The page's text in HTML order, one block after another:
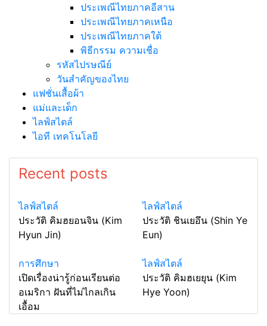
ประเพณีไทยภาคอีสาน
ประเพณีไทยภาคเหนือ
ประเพณีไทยภาคใต้
พิธีกรรม ความเชื่อ
รหัสไปรษณีย์
วันสำคัญของไทย
แฟชั่นเสื้อผ้า
แม่และเด็ก
ไลฟ์สไตล์
ไอที เทคโนโลยี
Recent posts
ไลฟ์สไตล์
ประวัติ คิมฮยอนจิน (Kim
Hyun Jin)
ไลฟ์สไตล์
ประวัติ ชินเยอึน (Shin Ye
Eun)
การศึกษา
เปิดเรื่องน่ารู้ก่อนเรียนต่อ
อเมริกา ฝันที่ไม่ไกลเกิน
เอื้อม
ไลฟ์สไตล์
ประวัติ คิมฮเยยุน (Kim
Hye Yoon)